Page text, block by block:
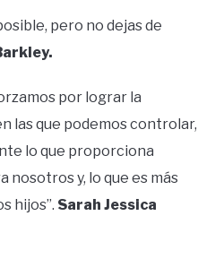
pero no dejas de
por lograr la
las que podemos controlar,
lo que proporciona
nosotros y, lo que es más
hijos”. Sarah Jessica